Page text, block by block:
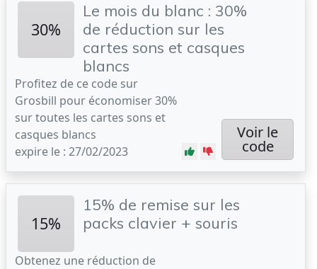
30%
Le mois du blanc : 30%
de réduction sur les
cartes sons et casques
blancs
Profitez de ce code sur
Grosbill pour économiser 30%
sur toutes les cartes sons et
casques blancs
expire le : 27/02/2023
Voir le
code
15%
15% de remise sur les
packs clavier + souris
Obtenez une réduction de